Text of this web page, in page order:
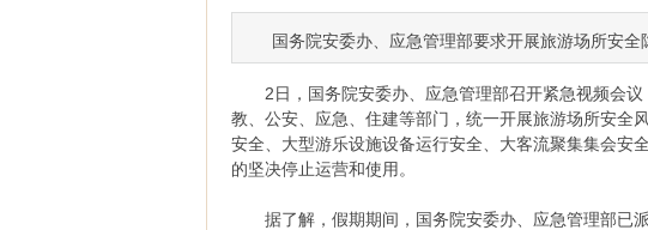
国务院安委办、应急管理部要求开展旅游场所安全
2日，国务院安委办、应急管理部召开紧急视频会议
教、公安、应急、住建等部门，统一开展旅游场所安全
安全、大型游乐设施设备运行安全、大客流聚集集会安
的坚决停止运营和使用。
据了解，假期期间，国务院安委办、应急管理部已